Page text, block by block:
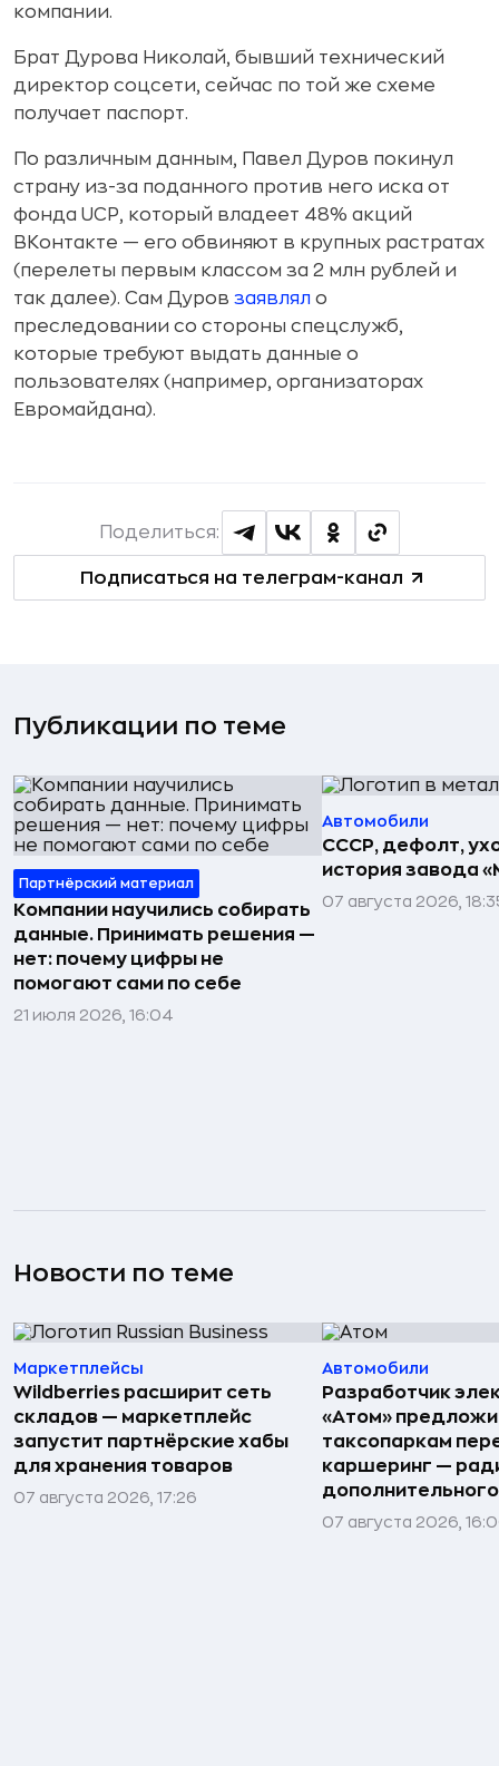
компании.
Брат Дурова Николай, бывший технический
директор соцсети, сейчас по той же схеме
получает паспорт.
По различным данным, Павел Дуров покинул
страну из-за поданного против него иска от
фонда UCP, который владеет 48% акций
ВКонтакте — его обвиняют в крупных растратах
(перелеты первым классом за 2 млн рублей и
так далее). Сам Дуров заявлял о
преследовании со стороны спецслужб,
которые требуют выдать данные о
пользователях (например, организаторах
Евромайдана).
Подписаться на телеграм-канал
Поделиться:
Публикации по теме
Партнёрский материал
Компании научились собирать
данные. Принимать решения —
нет: почему цифры не
помогают сами по себе
21 июля 2026, 16:04
Автомобили
СССР, дефолт,
история завода
07 августа 2026,
Новости по теме
Маркетплейсы
Wildberries расширит сеть
складов — маркетплейс
запустит партнёрские хабы
для хранения товаров
07 августа 2026, 17:26
Автомобили
Разработчик
«Атом»
таксопаркам
каршеринг —
07 августа 2026,